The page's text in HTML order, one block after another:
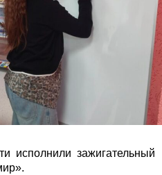
исполнили зажигательный